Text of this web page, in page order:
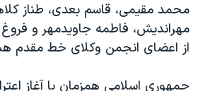
محمد مقیمی، قاسم بعدی، طناز
مهراندیش، فاطمه جاویدمهر و
از اعضای انجمن وکلای خط مقدم
جمهوری اسلامی همزمان با آغاز